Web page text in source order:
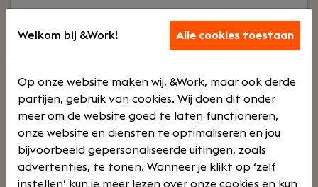
€ 4000 - €
8000
Jouw rol:Voor de vacature hypotheekadviseur
ondernemers zoeken wij een enthousiaste collega
met ervaring in hypotheekadvies aan
ondernemers (DGA en IB). Voor de functie is het
vereist dat je jaarrekeningen kunt analyseren.
Ongeveer 95% van onze klanten zijn namelijk
Welkom bij &Work! Alle cookies toestaan
Op onze website maken wij, &Work, maar ook derde
partijen, gebruik van cookies. Wij doen dit onder
meer om de website goed te laten functioneren,
onze website en diensten te optimaliseren en jou
bijvoorbeeld gepersonaliseerde uitingen, zoals
advertenties, te tonen. Wanneer je klikt op ‘zelf
instellen’ kun je meer lezen over onze cookies en kun